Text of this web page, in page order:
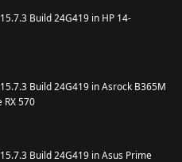
Build 24G419 in HP 14-
Build 24G419 in Asrock B365M
RX 570
Build 24G419 in Asus Prime